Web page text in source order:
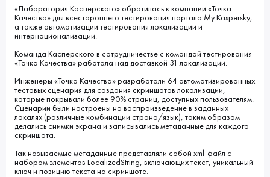
«Лаборатория Касперского» обратилась к компании «Точка
Качества» для всестороннего тестирования портала My Kaspersky,
а также автоматизации тестирования локализации и
интернационализации.
Команда Касперского в сотрудничестве с командой тестирования
«Точка Качества» работала над доставкой 31 локализации.
Инженеры «Точка Качества» разработали 64 автоматизированных
тестовых сценария для создания скриншотов локализации,
которые покрывали более 90% страниц, доступных пользователям.
Сценарии были настроены на воспроизведение в заданных
локалях (различные комбинации страна/язык), таким образом
делались снимки экрана и записывались метаданные для каждого
скриншота.
Так называемые метаданные представляли собой xml-файл с
набором элементов LocalizedString, включающих текст, уникальный
ключ и позицию текста на скриншоте.